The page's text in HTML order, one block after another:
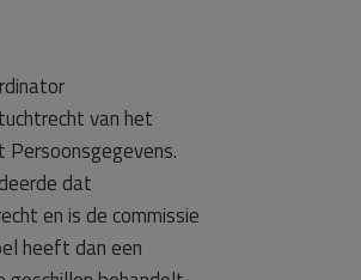
van het
dat
en is de commissie
heeft dan een